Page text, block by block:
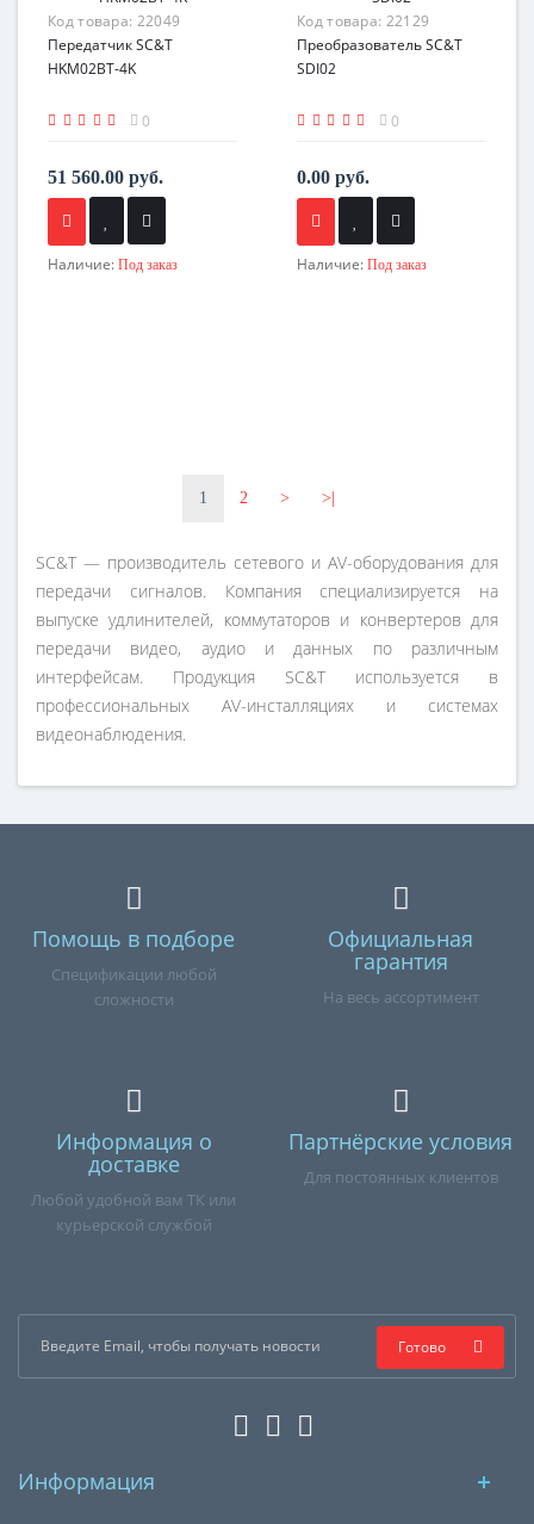
Код товара: 22049
Передатчик SC&T
HKM02BT-4K
0
51 560.00 руб.
Наличие: Под заказ
Код товара: 22129
Преобразователь SC&T
SDI02
0
0.00 руб.
Наличие: Под заказ
1 2 > >|
SC&T — производитель сетевого и AV-оборудования для
передачи сигналов. Компания специализируется на
выпуске удлинителей, коммутаторов и конвертеров для
передачи видео, аудио и данных по различным
интерфейсам. Продукция SC&T используется в
профессиональных AV-инсталляциях и системах
видеонаблюдения.
Помощь в подборе
Спецификации любой
сложности
Официальная
гарантия
На весь ассортимент
Информация о
доставке
Любой удобной вам ТК или
курьерской службой
Партнёрские условия
Для постоянных клиентов
Готово
Информация